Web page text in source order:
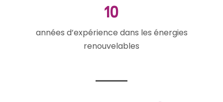
10
années d’expérience dans les énergies
renouvelables